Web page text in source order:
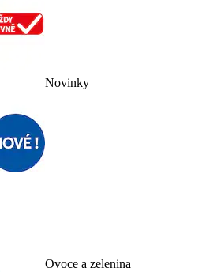
Novinky
Ovoce a zelenina